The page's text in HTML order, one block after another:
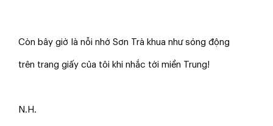
Còn bây giờ là nỗi nhớ Sơn Trà khua như sóng động
trên trang giấy của tôi khi nhắc tới miền Trung!
N.H.